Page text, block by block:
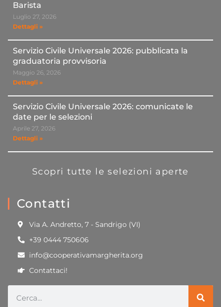
Barista
Luglio 27, 2026
Dettagli »
Servizio Civile Universale 2026: pubblicata la
graduatoria provvisoria
Maggio 26, 2026
Dettagli »
Servizio Civile Universale 2026: comunicate le
date per le selezioni
Aprile 27, 2026
Dettagli »
Scopri tutte le selezioni aperte
Contatti
Via A. Andretto, 7 - Sandrigo (VI)
+39 0444 750606
info@cooperativamargherita.org
Contattaci!